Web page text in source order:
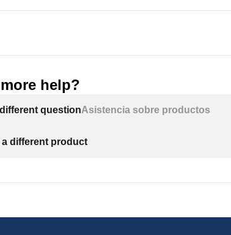
help?
questionAsistencia sobre productos
a different product